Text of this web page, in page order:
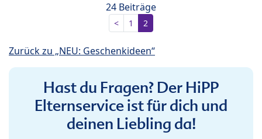
24 Beiträge
< 1 2
Zurück zu „NEU: Geschenkideen“
Hast du Fragen? Der HiPP
Elternservice ist für dich und
deinen Liebling da!